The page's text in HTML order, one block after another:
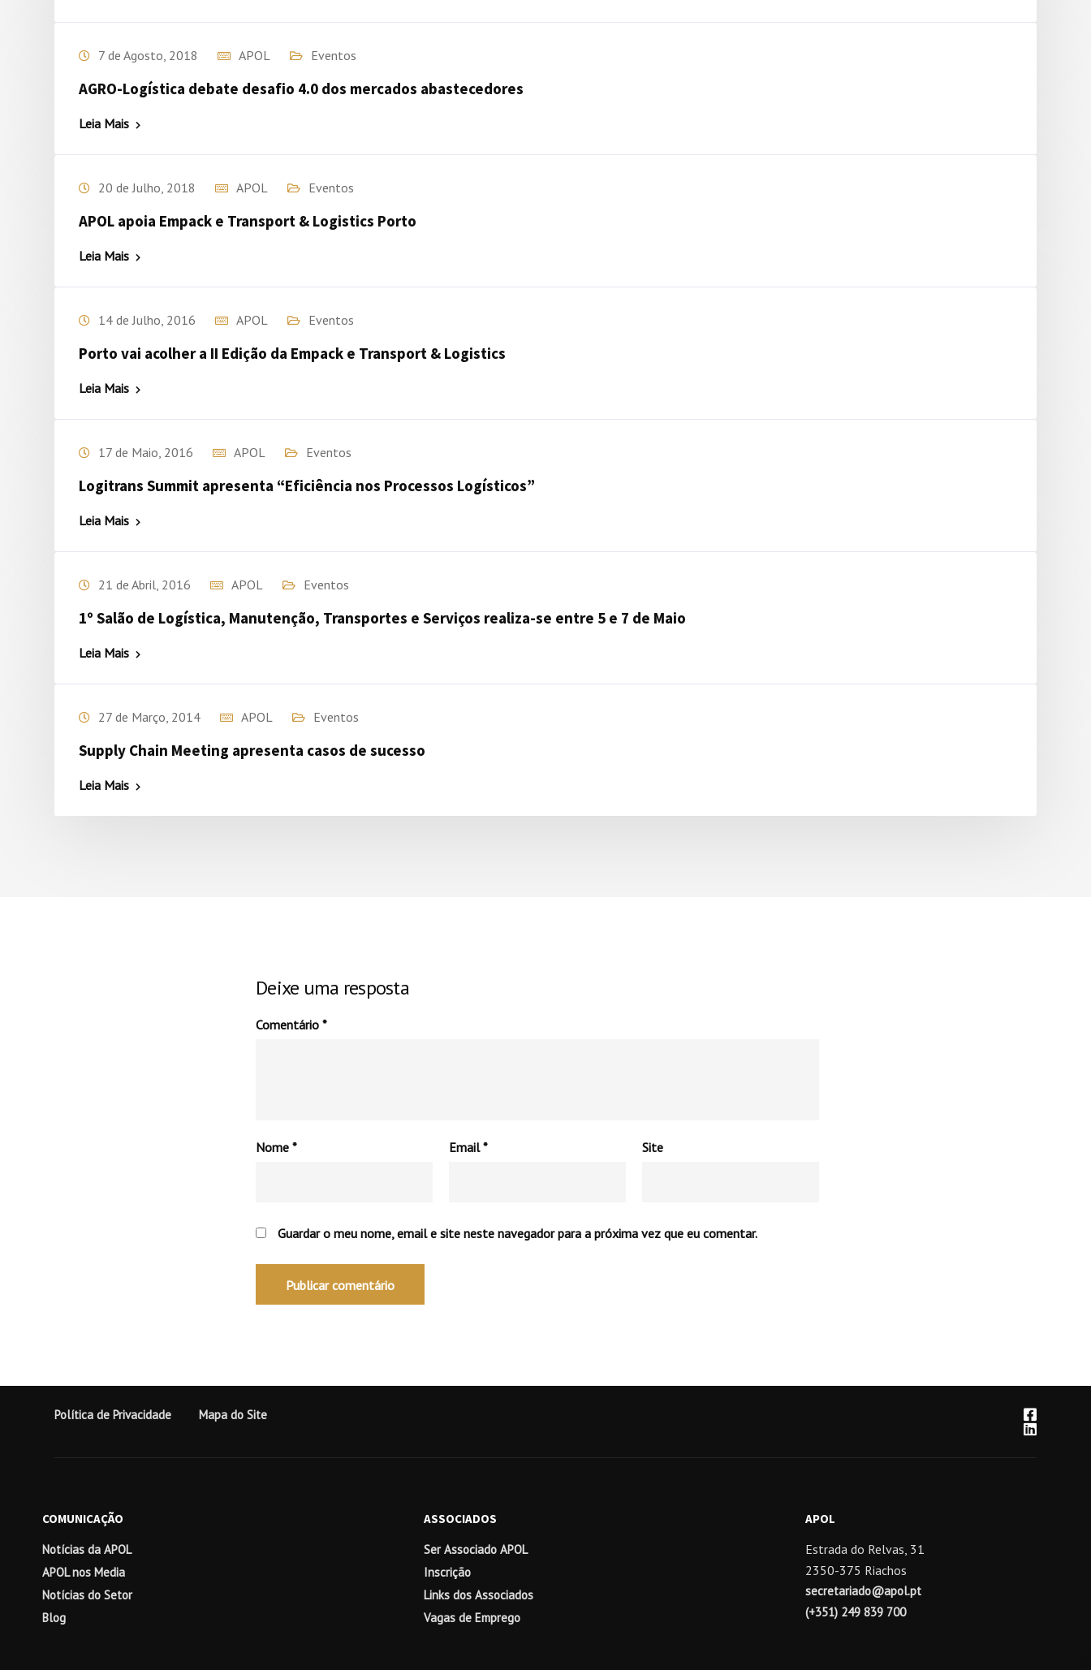
7 de Agosto, 2018 APOL Eventos
AGRO-Logística debate desafio 4.0 dos mercados abastecedores
Leia Mais
20 de Julho, 2018 APOL Eventos
APOL apoia Empack e Transport & Logistics Porto
Leia Mais
14 de Julho, 2016 APOL Eventos
Porto vai acolher a II Edição da Empack e Transport & Logistics
Leia Mais
17 de Maio, 2016 APOL Eventos
Logitrans Summit apresenta “Eficiência nos Processos Logísticos”
Leia Mais
21 de Abril, 2016 APOL Eventos
1º Salão de Logística, Manutenção, Transportes e Serviços realiza-se entre 5 e 7 de Maio
Leia Mais
27 de Março, 2014 APOL Eventos
Supply Chain Meeting apresenta casos de sucesso
Leia Mais
Deixe uma resposta
Comentário *
Nome * Email* Site
Guardar o meu nome, email e site neste navegador para a próxima vez que eu comentar.
Política de Privacidade Mapa do Site
COMUNICAÇÃO
Notícias da APOL
APOL nos Media
Notícias do Setor
Blog
ASSOCIADOS
Ser Associado APOL
Inscrição
Links dos Associados
Vagas de Emprego
APOL
Estrada do Relvas, 31
2350-375 Riachos
secretariado@apol.pt
(+351) 249 839 700